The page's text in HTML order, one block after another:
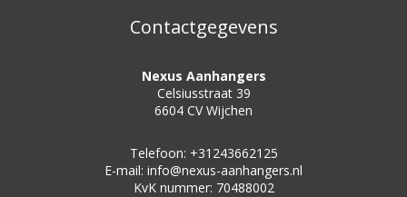
Contactgegevens
Nexus Aanhangers
Celsiusstraat 39
6604 CV Wijchen
Telefoon: +31243662125
E-mail: info@nexus-aanhangers.nl
KvK nummer: 70488002